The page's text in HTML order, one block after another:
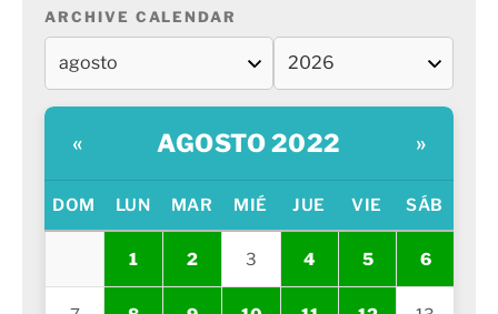
ARCHIVE CALENDAR
« AGOSTO 2022 »
DOM LUN MAR MIÉ JUE VIE SÁB
1 2 3 4 5 6